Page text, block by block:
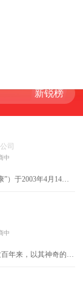
育培训
程机械
人保健
新锐榜
司
中
）于2003年4月14日
健康产品与健康服务
周期的健康管理方
中
年来，以其神奇的疗
市。